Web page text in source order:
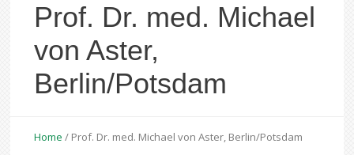
Prof. Dr. med. Michael
von Aster,
Berlin/Potsdam
Home / Prof. Dr. med. Michael von Aster, Berlin/Potsdam